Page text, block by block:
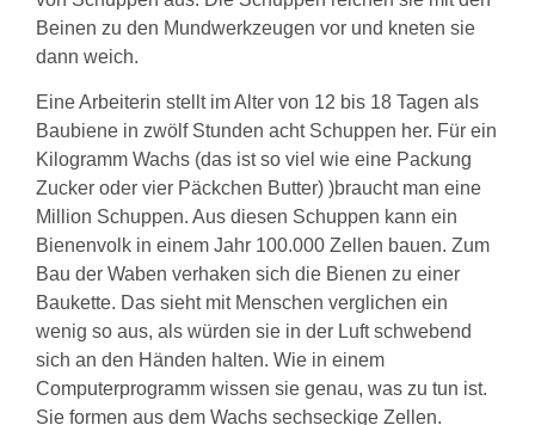
Beinen zu den Mundwerkzeugen vor und kneten sie
dann weich.
Eine Arbeiterin stellt im Alter von 12 bis 18 Tagen als
Baubiene in zwölf Stunden acht Schuppen her. Für ein
Kilogramm Wachs (das ist so viel wie eine Packung
Zucker oder vier Päckchen Butter) )braucht man eine
Million Schuppen. Aus diesen Schuppen kann ein
Bienenvolk in einem Jahr 100.000 Zellen bauen. Zum
Bau der Waben verhaken sich die Bienen zu einer
Baukette. Das sieht mit Menschen verglichen ein
wenig so aus, als würden sie in der Luft schwebend
sich an den Händen halten. Wie in einem
Computerprogramm wissen sie genau, was zu tun ist.
Sie formen aus dem Wachs sechseckige Zellen.